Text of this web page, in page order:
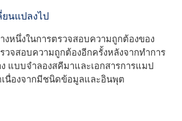
ยนแปลงไป
หนึ่งในการตรวจสอบความถูกต้องของ
จสอบความถูกต้องอีกครั้งหลังจากทําการ
แบบจําลองสคีมาและเอกสารการแมป
เนื่องจากมีชนิดข้อมูลและอินพุต